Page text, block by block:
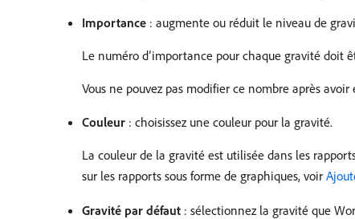
Importance : augmente ou réduit le niveau de
Le numéro d’importance pour chaque gravité doit
Vous ne pouvez pas modifier ce nombre après
Couleur : choisissez une couleur pour la gravité.
La couleur de la gravité est utilisée dans les
sur les rapports sous forme de graphiques, voir
Gravité par défaut : sélectionnez la gravité que